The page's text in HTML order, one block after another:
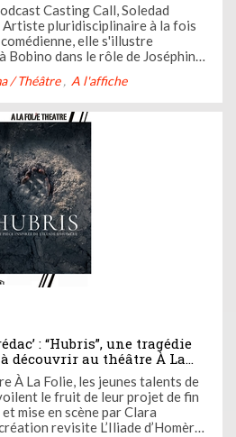
Casting Call, Soledad
pluridisciplinaire à la fois
elle s'illustre
Bobino dans le rôle de Joséphine
ce nouvel épisode.
/ Théâtre A l'affiche
: “Hubris”, une tragédie
découvrir au théâtre À La
À La Folie, les jeunes talents de
le fruit de leur projet de fin
mise en scène par Clara
revisite L’Iliade d’Homère.